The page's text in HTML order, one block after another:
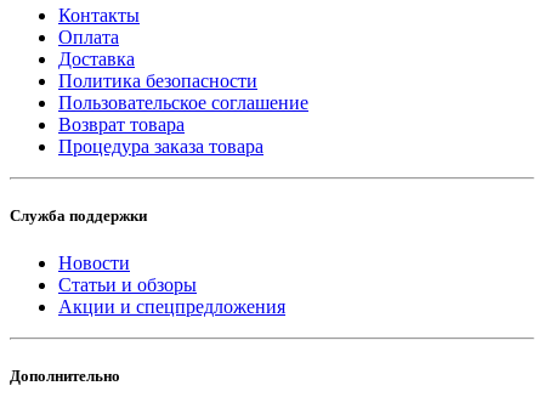
Контакты
Оплата
Доставка
Политика безопасности
Пользовательское соглашение
Возврат товара
Процедура заказа товара
Служба поддержки
Новости
Статьи и обзоры
Акции и спецпредложения
Дополнительно